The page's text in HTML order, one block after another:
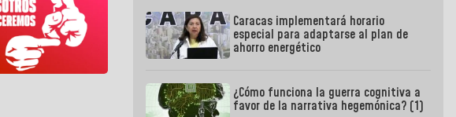
Caracas implementará horario
especial para adaptarse al plan de
ahorro energético
¿Cómo funciona la guerra cognitiva a
favor de la narrativa hegemónica? (1)